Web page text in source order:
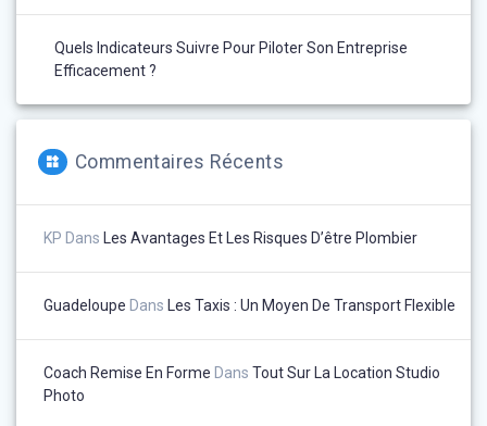
Quels Indicateurs Suivre Pour Piloter Son Entreprise
Efficacement ?
Commentaires Récents
KP Dans Les Avantages Et Les Risques D’être Plombier
Guadeloupe Dans Les Taxis : Un Moyen De Transport Flexible
Coach Remise En Forme Dans Tout Sur La Location Studio
Photo